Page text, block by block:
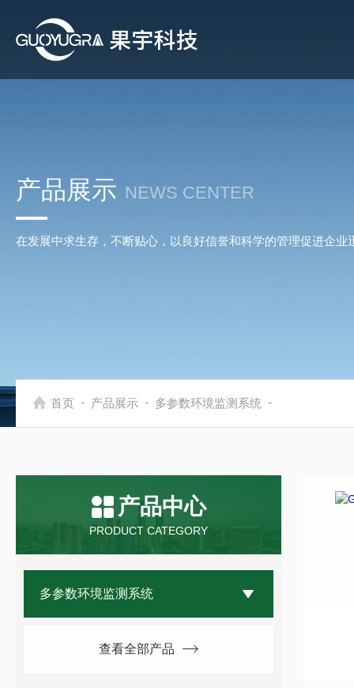
产品展示 NEWS CENTER
在发展中求生存，不断贴心，以良好信誉和科学的管理促进企业
首页 - 产品展示 - 多参数环境监测系统 -
产品中心
PRODUCT CATEGORY
多参数环境监测系统
查看全部产品